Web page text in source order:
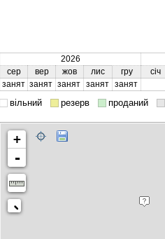
2026
сер
вер жов лис гру січ
занят занят занят занят занят
вільний резерв проданий
+
-